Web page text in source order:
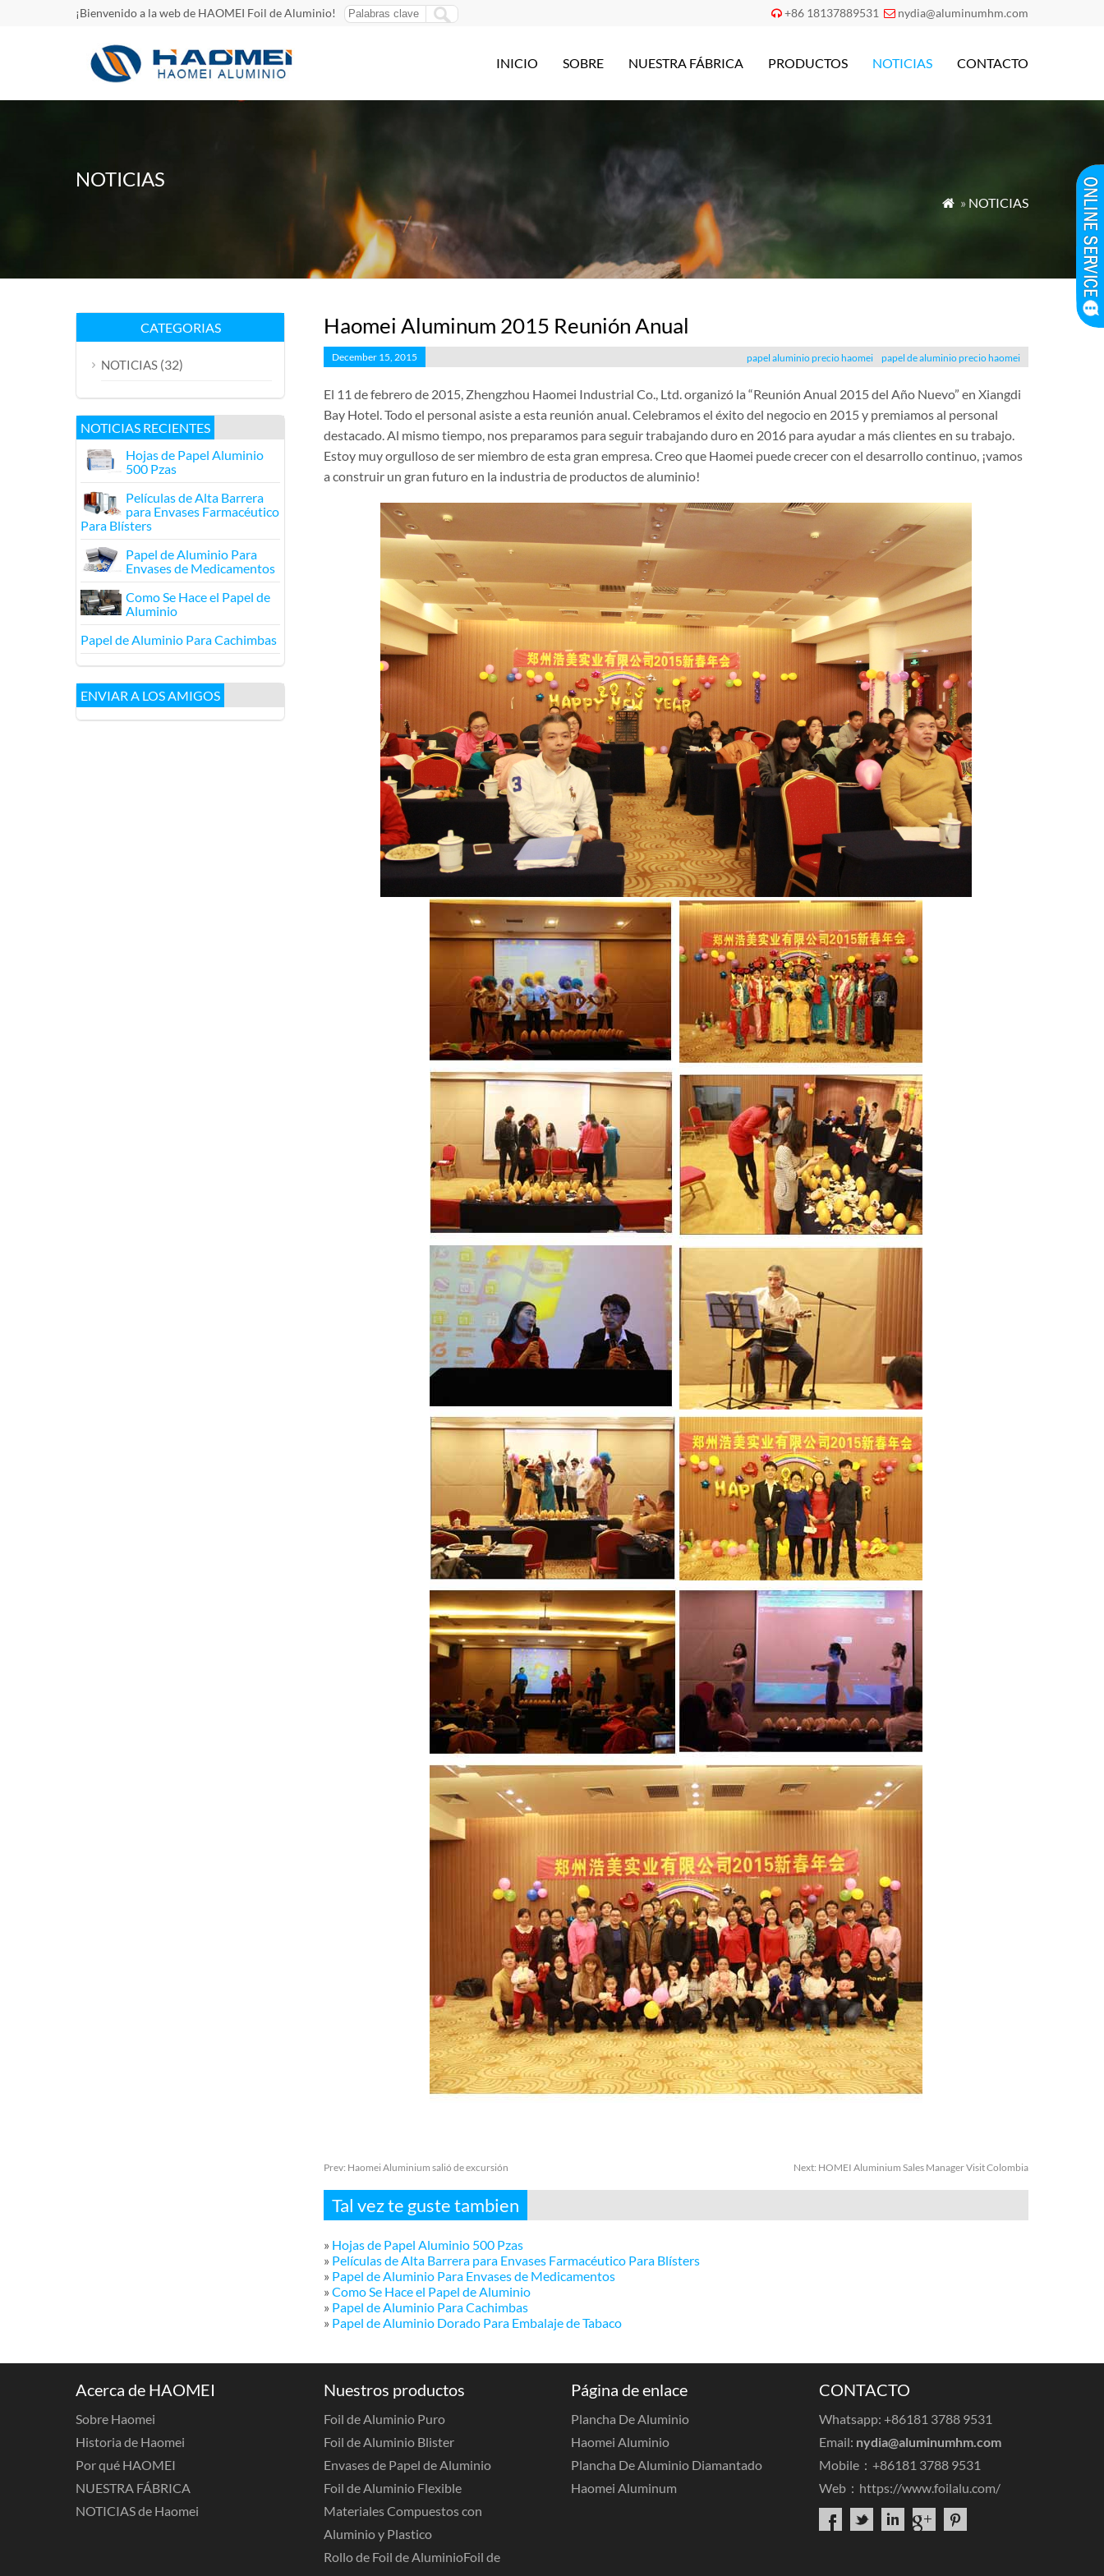
¡Bienvenido a la web de HAOMEI Foil de Aluminio!  +86 18137889531  nydia@aluminumhm.com
INICIO SOBRE NUESTRA FÁBRICA PRODUCTOS NOTICIAS CONTACTO
NOTICIAS
 » NOTICIAS
Haomei Aluminum 2015 Reunión Anual
December 15, 2015 papel aluminio precio haomei papel de aluminio precio haomei
El 11 de febrero de 2015, Zhengzhou Haomei Industrial Co., Ltd. organizó la “Reunión Anual 2015 del Año Nuevo” en Xiangdi
Bay Hotel. Todo el personal asiste a esta reunión anual. Celebramos el éxito del negocio en 2015 y premiamos al personal
destacado. Al mismo tiempo, nos preparamos para seguir trabajando duro en 2016 para ayudar a más clientes en su trabajo.
Estoy muy orgulloso de ser miembro de esta gran empresa. Creo que Haomei puede crecer con el desarrollo continuo, ¡vamos
a construir un gran futuro en la industria de productos de aluminio!
Prev: Haomei Aluminium salió de excursión Next: HOMEI Aluminium Sales Manager Visit Colombia
Tal vez te guste tambien
» Hojas de Papel Aluminio 500 Pzas
» Películas de Alta Barrera para Envases Farmacéutico Para Blísters
» Papel de Aluminio Para Envases de Medicamentos
» Como Se Hace el Papel de Aluminio
» Papel de Aluminio Para Cachimbas
» Papel de Aluminio Dorado Para Embalaje de Tabaco
CATEGORIAS
NOTICIAS (32)
NOTICIAS RECIENTES
Hojas de Papel Aluminio
500 Pzas
Películas de Alta Barrera
para Envases Farmacéutico
Para Blísters
Papel de Aluminio Para
Envases de Medicamentos
Como Se Hace el Papel de
Aluminio
Papel de Aluminio Para Cachimbas
ENVIAR A LOS AMIGOS
Acerca de HAOMEI
Sobre Haomei
Historia de Haomei
Por qué HAOMEI
NUESTRA FÁBRICA
NOTICIAS de Haomei
Nuestros productos
Foil de Aluminio Puro
Foil de Aluminio Blister
Envases de Papel de Aluminio
Foil de Aluminio Flexible
Materiales Compuestos con
Aluminio y Plastico
Rollo de Foil de AluminioFoil de
Página de enlace
Plancha De Aluminio
Haomei Aluminio
Plancha De Aluminio Diamantado
Haomei Aluminum
CONTACTO
Whatsapp: +86181 3788 9531
Email: nydia@aluminumhm.com
Mobile：+86181 3788 9531
Web： https://www.foilalu.com/